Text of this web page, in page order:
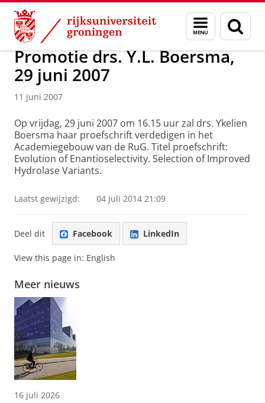
Skip
Content
Skip
Navigation
Menu
en
zoeken
Over ons Actueel Nieuws Nieuwsberichten
Promotie drs. Y.L. Boersma,
29 juni 2007
11 juni 2007
Op vrijdag, 29 juni 2007 om 16.15 uur zal drs. Ykelien
Boersma haar proefschrift verdedigen in het
Academiegebouw van de RuG. Titel proefschrift:
Evolution of Enantioselectivity. Selection of Improved
Hydrolase Variants.
Laatst gewijzigd: 04 juli 2014 21:09
Deel dit Facebook LinkedIn
View this page in: English
Meer nieuws
16 juli 2026